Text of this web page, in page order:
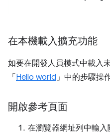
在本機載入擴充功能
如要在開發人員模式中載入
「Hello world 」中的步驟操作
開啟參考頁面
在瀏覽器網址列中輸入